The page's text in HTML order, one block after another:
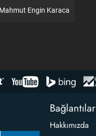
Mahmut Engin Karaca
Bağlantılar
Hakkımızda